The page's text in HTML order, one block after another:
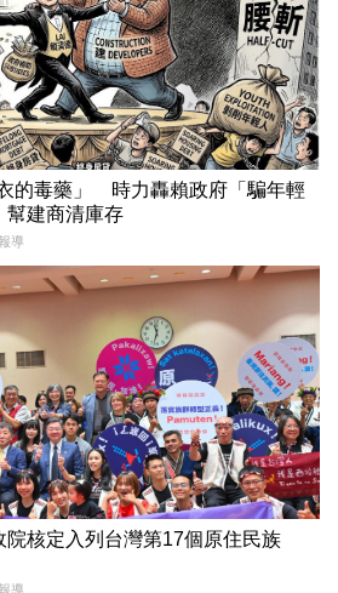
的毒藥」 時力轟賴政府「騙年輕
幫建商清庫存
導
核定入列台灣第17個原住民族
導